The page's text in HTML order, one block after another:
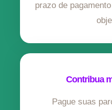
prazo de
Contribua
Pague suas